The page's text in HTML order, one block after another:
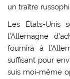
un traître
Les États-Unis
l’Allemagne
fournira à
suffisant pour
suis moi-même